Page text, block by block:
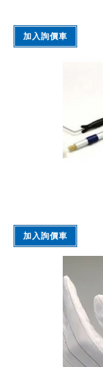
加入詢價車
加入詢價車